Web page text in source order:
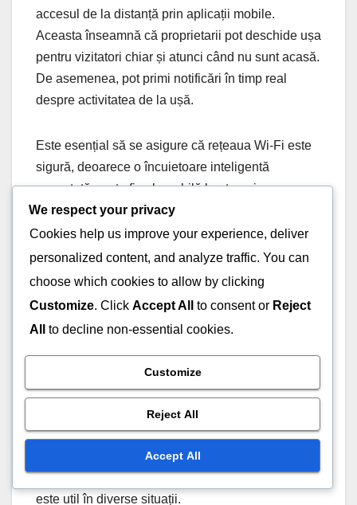
accesul de la distanță prin aplicații mobile.
Aceasta înseamnă că proprietarii pot deschide ușa
pentru vizitatori chiar și atunci când nu sunt acasă.
De asemenea, pot primi notificări în timp real
despre activitatea de la ușă.
Este esențial să se asigure că rețeaua Wi-Fi este
sigură, deoarece o încuietoare inteligentă
conectată poate fi vulnerabilă la atacuri
cibernetice. Investiția în măsuri de securitate
cibernetică este recomandată pentru a proteja
aceste dispozitive.
Integrarea cu asistenții
vocali
Mulți proprietari aleg încuietori inteligente care se
integrează cu asistenții vocali, cum ar fi Amazon
Alexa sau Google Assistant. Aceasta permite
deschiderea ușii prin comenzi vocale, aducând un
plus de confort și accesibilitate. Utilizatorii pot
controla încuietorile fără a folosi mâinile, ceea ce
este util în diverse situații.
We respect your privacy
Cookies help us improve your experience, deliver
personalized content, and analyze traffic. You can
choose which cookies to allow by clicking
Customize. Click Accept All to consent or Reject
All
to decline non-essential cookies.
Customize
Reject All
Accept All